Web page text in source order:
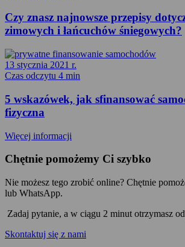
Czy znasz najnowsze przepisy
zimowych i łańcuchów śniegowych?
13 stycznia 2021 r.
Czas odczytu 4 min
5 wskazówek, jak sfinansować
fizyczna
Więcej informacji
Chętnie pomożemy Ci szybko
Nie możesz tego zrobić online? Chętnie
lub WhatsApp.
Zadaj pytanie, a w ciągu 2 minut otrzymasz
Skontaktuj się z nami